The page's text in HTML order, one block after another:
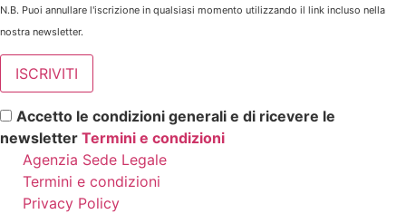
Agenzia Sede Legale
Termini e condizioni
Privacy Policy
N.B. Puoi annullare l'iscrizione in qualsiasi momento utilizzando il link incluso nella
nostra newsletter.
Accetto le condizioni generali e di ricevere le
newsletter Termini e condizioni